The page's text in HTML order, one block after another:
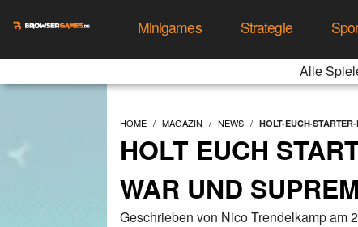
Minigames Strategie
Alle
HOME MAGAZIN NEWS HOLT-EUCH-
HOLT EUCH
WAR UND
Geschrieben von Nico Trendelkamp am